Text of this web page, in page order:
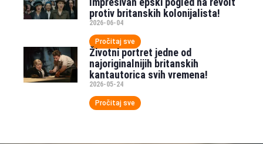
protiv britanskih kolonijalista!
2026-06-04
Pročitaj sve
Životni portret jedne od
najoriginalnijih britanskih
kantautorica svih vremena!
2026-05-24
Pročitaj sve